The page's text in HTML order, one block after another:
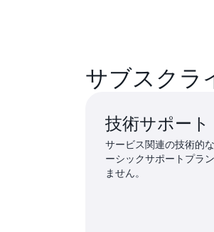
サブスクラ
技術サポート
サービス関連の技術的
ーシックサポートプラ
ません。